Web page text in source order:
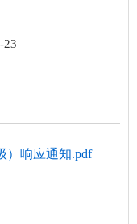
23
）响应通知.pdf